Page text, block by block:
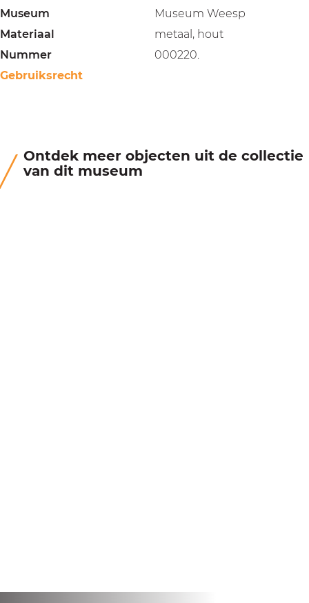
Museum
Museum Weesp
Materiaal
metaal, hout
Nummer
000220.
Gebruiksrecht
Ontdek meer objecten uit de collectie
van dit museum